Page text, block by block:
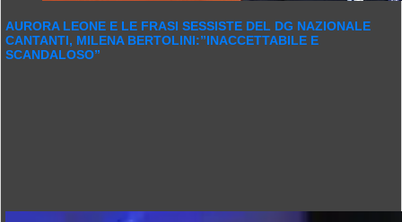
AURORA LEONE E LE FRASI SESSISTE DEL DG NAZIONALE
CANTANTI, MILENA BERTOLINI:”INACCETTABILE E
SCANDALOSO”